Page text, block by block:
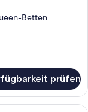
Betten
prüfen
Hotelzimmer mit